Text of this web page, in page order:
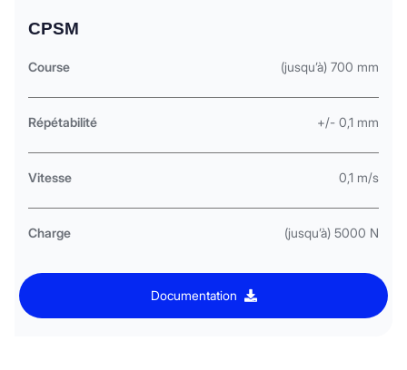
CPSM
Course (jusqu’à) 700 mm
Répétabilité +/- 0,1 mm
Vitesse 0,1 m/s
Charge (jusqu’à) 5000 N
Documentation